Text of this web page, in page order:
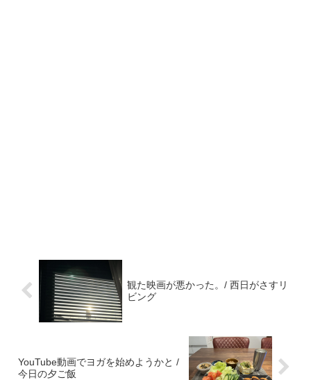
観た映画が悪かった。/ 西日がさすリ
ビング
YouTube動画でヨガを始めようかと /
今日の夕ご飯